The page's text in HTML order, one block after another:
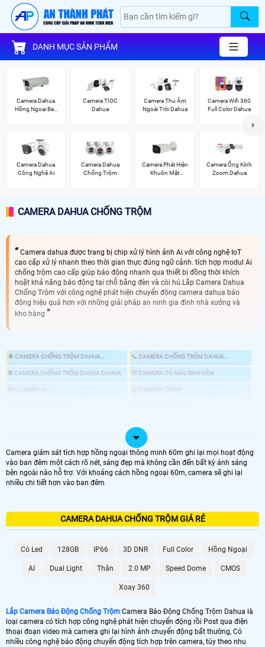
DANH MỤC SẢN PHẨM
Camera Dahua
Hồng Ngoại Ban
Camera TIOC
Dahua
Camera Thu Âm
Ngoài Trời Dahua
Camera Wifi 360
Full Color Dahua
Camera Dahua
Công Nghệ Ai
Camera Dahua
Chống Trộm
Camera Phát Hiện
Khuôn Mặt
Camera Ống Kính
Zoom Dahua
CAMERA DAHUA CHỐNG TRỘM
Camera dahua được trang bị chip xử lý hình ảnh Ai với công nghệ IoT
cao cấp xử lý nhanh theo thời gian thực đúng ngữ cảnh. tích hợp modul Ai
chống trộm cao cấp giúp báo động nhanh qua thiết bị đồng thời khích
hoặt khả năng báo động tại chỗ bằng đèn và còi hú.Lắp Camera Dahua
Chống Trộm với công nghệ phát hiện chuyển động camera dahua báo
động hiệu quả hơn với những giải pháp an ninh gia đình nhà xưởng và
kho hàng
🔔 CAMERA CHỐNG TRỘM DAHUA
KBVISION
📞 CAMERA CHỐNG TRỘM DAHUA
HIKVISION
🛡 CAMERA CHỐNG TRỘM DAHUA DAHUA 💡 CAMERA CÓ MÀU BAN ĐÊM
💤 CAMERA AI 🔭 CAMERA ZOOM
📸 LẮP CAMERA CÓ BÁO ĐỘNG CHỐNG TRỘM
🌐 Bộ 4 Camera Chống Trộm
6.800.000 VNĐ Lắp Camera Chống Trộm Dahua PIR
📶 Lắp 1 Camera Wifi Ip Ebitcam
Lắp Camera Ip Wifi EBO2
🔗 Lắp Chống Trộm Dahua Hikvision
8.800,000 VNĐ Camera Chống Trộm Dahua Chuyên Đêm
Camera giám sát tích hợp hồng ngoại thông minh 60m ghi lại mọi hoạt động
vào ban đêm một cách rõ nét, sáng đẹp mà không cần đến bất kỳ ánh sáng
bên ngoài nào hỗ trợ. Với khoảng cách hồng ngoại 60m, camera sẽ ghi lại
nhiều chi tiết hơn vào ban đêm
CAMERA DAHUA CHỐNG TRỘM GIÁ RẺ
Có Led 128GB IP66 3D DNR Full Color Hồng Ngoại
AI Dual Light Thân 2.0 MP Speed Dome CMOS
Xoay 360
Lắp Camera Báo Động Chống Trộm Camera Báo Động Chống Trộm Dahua là
loại camera có tích hợp công nghệ phát hiện chuyển động rồi Post qua điện
thoại đoạn video mà camera ghi lại hình ảnh chuyển động bất thường, Có
nhiều công nghệ báo động chuyển động tích hợp trên camera, tùy theo nhu